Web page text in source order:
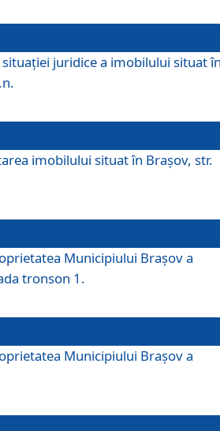
juridice a imobilului situat
imobilului situat în Brașov, str.
Municipiului Brașov a
tronson 1.
Municipiului Brașov a